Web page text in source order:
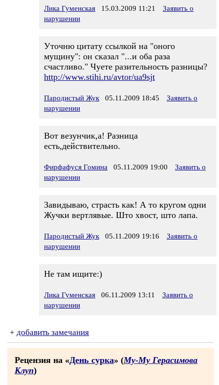
Лика Гуменская 15.03.2009 11:21
Заявить о
нарушении
Уточню цитату ссылкой на "оного
мущину": он сказал "...и оба раза
счастливо." Чуете разительность разницы?
http://www.stihi.ru/avtor/ua9sjt
Пародистый Жук 05.11.2009 18:45
Заявить о
нарушении
Вот везунчик,а! Разница
есть,действительно.
Фирфафуся Гомина 05.11.2009 19:00
Заявить о
нарушении
Завидываю, страсть как! А то кругом одни
Жучки вертлявые. Што хвост, што лапа.
Пародистый Жук 05.11.2009 19:16
Заявить о
нарушении
Не там ищите:)
Лика Гуменская 06.11.2009 13:11
Заявить о
нарушении
+ добавить замечания
Рецензия на «День сурка» (Му-Му Герасимова
Клуп)